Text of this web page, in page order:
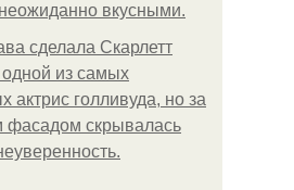
вкусными.
сделала Скарлетт
одной из самых
актрис голливуда, но за
фасадом скрывалась